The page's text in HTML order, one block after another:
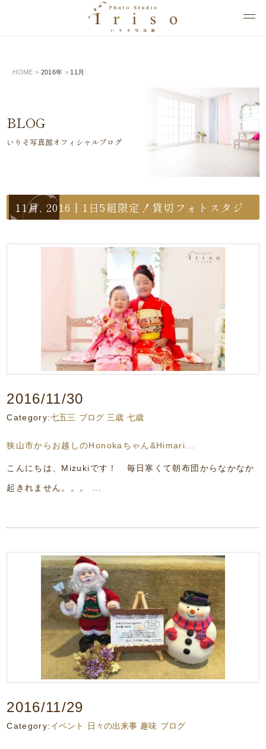
HOME > 2016年 > 11月
BLOG
いりそ写真館オフィシャルブログ
11月, 2016 | 1日5組限定！貸切フォトスタジ
2016/11/30
Category:七五三 ブログ 三歳 七歳
狭山市からお越しのHonokaちゃん&Himari...
こんにちは、Mizukiです！ 毎日寒くて朝布団からなかなか
起きれません。。。 ...
2016/11/29
Category: イベント 日々の出来事 趣味 ブログ